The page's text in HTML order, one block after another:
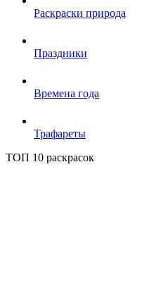
Раскраски природа
Праздники
Времена года
Трафареты
ТОП 10 раскрасок